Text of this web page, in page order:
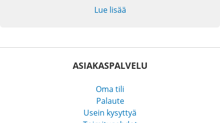
Lue lisää
ASIAKASPALVELU
Oma tili
Palaute
Usein kysyttyä